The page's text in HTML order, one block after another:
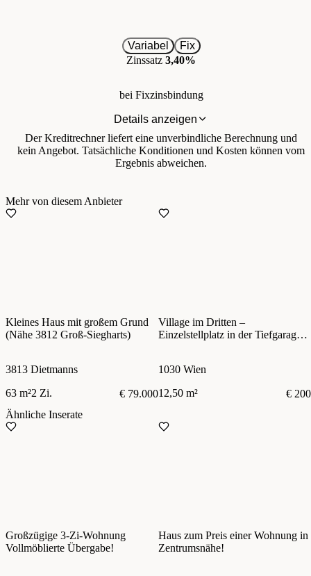
Variabel
Fix
Zinssatz 3,40%
bei Fixzinsbindung
Details anzeigen
Der Kreditrechner liefert eine unverbindliche Berechnung und
kein Angebot. Tatsächliche Konditionen und Kosten können vom
Ergebnis abweichen.
Mehr von diesem Anbieter
Kleines Haus mit großem Grund
(Nähe 3812 Groß-Siegharts)
3813 Dietmanns
63 m²2 Zi. € 79.000
Village im Dritten –
Einzelstellplatz in der Tiefgarage –
1030 Wien
12,50 m²
€ 200
Ähnliche Inserate
Großzügige 3-Zi-Wohnung
Vollmöblierte Übergabe!
Haus zum Preis einer Wohnung in
Zentrumsnähe!